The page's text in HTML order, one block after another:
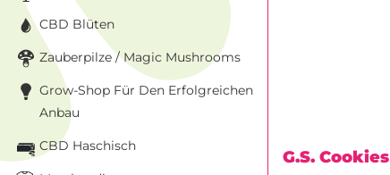
G.S. Cookies
CBD Blüten
Zauberpilze / Magic Mushrooms
Grow-Shop Für Den Erfolgreichen
Anbau
CBD Haschisch